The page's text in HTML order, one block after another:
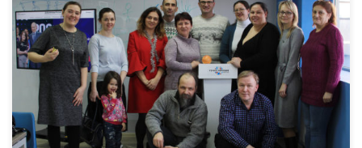
13 января в «Точке кипения» состоялась «НКО-ёлка» — встреча представителей
15 некоммерческих организаций Волгограда и просто активных
неравнодушных горожан. За душевным разговором за чайком с